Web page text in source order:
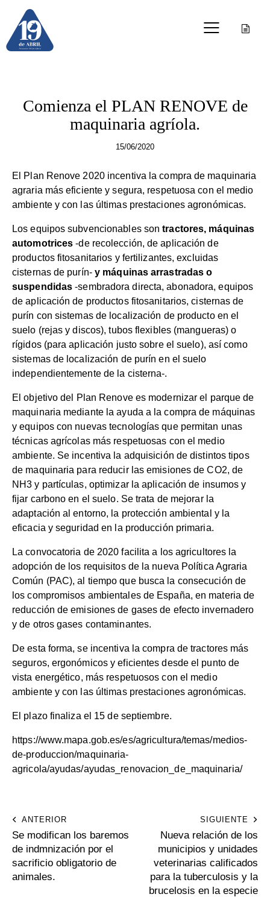
Comienza el PLAN RENOVE de
maquinaria agríola.
15/06/2020
El Plan Renove 2020 incentiva la compra de maquinaria
agraria más eficiente y segura, respetuosa con el medio
ambiente y con las últimas prestaciones agronómicas.
Los equipos subvencionables sontractores, máquinas
automotrices -de recolección, de aplicación de
productos fitosanitarios y fertilizantes, excluidas
cisternas de purín- y máquinas arrastradas o
suspendidas -sembradora directa, abonadora, equipos
de aplicación de productos fitosanitarios, cisternas de
purín con sistemas de localización de producto en el
suelo (rejas y discos), tubos flexibles (mangueras) o
rígidos (para aplicación justo sobre el suelo), así como
sistemas de localización de purín en el suelo
independientemente de la cisterna-.
El objetivo del Plan Renove es modernizar el parque de
maquinaria mediante la ayuda a la compra de máquinas
y equipos con nuevas tecnologías que permitan unas
técnicas agrícolas más respetuosas con el medio
ambiente. Se incentiva la adquisición de distintos tipos
de maquinaria para reducir las emisiones de CO2, de
NH3 y partículas, optimizar la aplicación de insumos y
fijar carbono en el suelo. Se trata de mejorar la
adaptación al entorno, la protección ambiental y la
eficacia y seguridad en la producción primaria.
La convocatoria de 2020 facilita a los agricultores la
adopción de los requisitos de la nueva Política Agraria
Común (PAC), al tiempo que busca la consecución de
los compromisos ambientales de España, en materia de
reducción de emisiones de gases de efecto invernadero
y de otros gases contaminantes.
De esta forma, se incentiva la compra de tractores más
seguros, ergonómicos y eficientes desde el punto de
vista energético, más respetuosos con el medio
ambiente y con las últimas prestaciones agronómicas.
El plazo finaliza el 15 de septiembre.
https://www.mapa.gob.es/es/agricultura/temas/medios-
de-produccion/maquinaria-
agricola/ayudas/ayudas_renovacion_de_maquinaria/
ANTERIOR
Se modifican los baremos
de indmnización por el
sacrificio obligatorio de
animales.
SIGUIENTE
Nueva relación de los
municipios y unidades
veterinarias calificados
para la tuberculosis y la
brucelosis en la especie